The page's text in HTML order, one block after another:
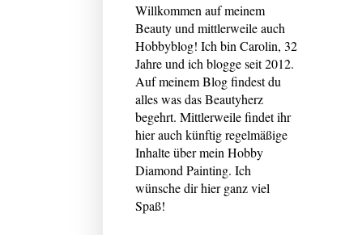
Willkommen auf meinem
Beauty und mittlerweile auch
Hobbyblog! Ich bin Carolin, 32
Jahre und ich blogge seit 2012.
Auf meinem Blog findest du
alles was das Beautyherz
begehrt. Mittlerweile findet ihr
hier auch künftig regelmäßige
Inhalte über mein Hobby
Diamond Painting. Ich
wünsche dir hier ganz viel
Spaß!